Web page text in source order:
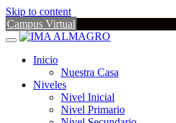
Skip to content
Campus Virtual
Inicio
Nuestra Casa
Niveles
Nivel Inicial
Nivel Primario